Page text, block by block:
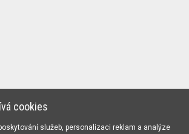
cookies
služeb, personalizaci reklam a analýze